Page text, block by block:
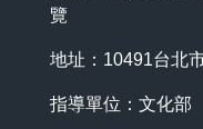
覽
地址：10491台北
指導單位：文化部